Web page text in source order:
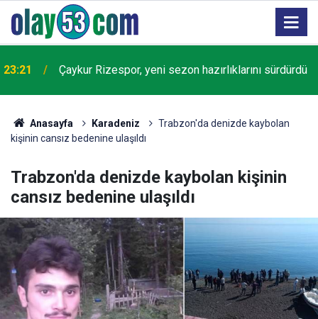
23:21 Çaykur Rizespor, yeni sezon hazırlıklarını sürdürdü
Anasayfa Karadeniz
Trabzon'da denizde kaybolan
kişinin cansız bedenine ulaşıldı
Trabzon'da denizde kaybolan kişinin
cansız bedenine ulaşıldı